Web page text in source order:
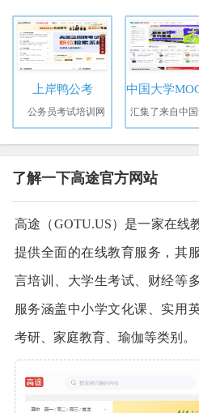
上岸鸭公考
公务员考试培训网
中国大学
了解一下高途官方网站
高途（GOTU.US）是一家在线
提供全面的在线教育服务，其
言培训、大学生考试、财经等
服务涵盖中小学文化课、实用
考研、家庭教育、瑜伽等类别。